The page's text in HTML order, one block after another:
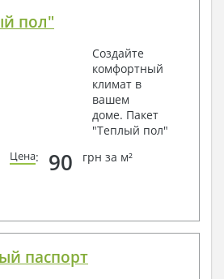
пол"
Создайте
комфортный
климат в
вашем
доме. Пакет
"Теплый пол"
Цена: 90 грн за м²
паспорт